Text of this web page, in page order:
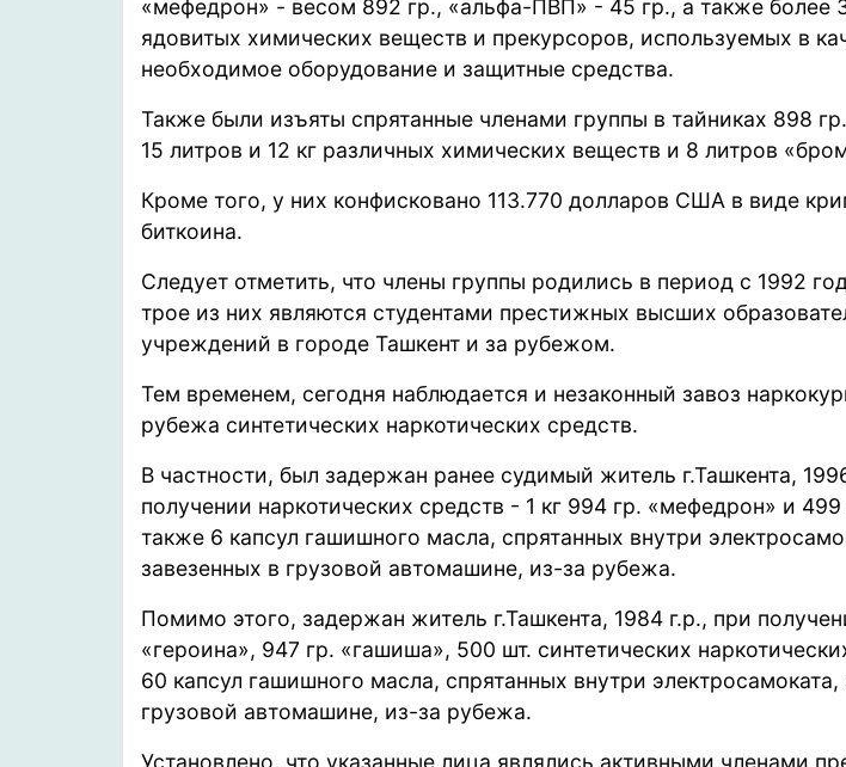
«мефедрон» - весом 892 гр., «альфа-ПВП» - 45 гр., а также более
ядовитых химических веществ и прекурсоров, используемых в
необходимое оборудование и защитные средства.
Также были изъяты спрятанные членами группы в тайниках 898
15 литров и 12 кг различных химических веществ и 8 литров
Кроме того, у них конфисковано 113.770 долларов США в виде
биткоина.
Следует отметить, что члены группы родились в период с 1992
трое из них являются студентами престижных высших
учреждений в городе Ташкент и за рубежом.
Тем временем, сегодня наблюдается и незаконный завоз
рубежа синтетических наркотических средств.
В частности, был задержан ранее судимый житель г.Ташкента,
получении наркотических средств - 1 кг 994 гр. «мефедрон» и 499
также 6 капсул гашишного масла, спрятанных внутри
завезенных в грузовой автомашине, из-за рубежа.
Помимо этого, задержан житель г.Ташкента, 1984 г.р., при
«героина», 947 гр. «гашиша», 500 шт. синтетических
60 капсул гашишного масла, спрятанных внутри электросамоката,
грузовой автомашине, из-за рубежа.